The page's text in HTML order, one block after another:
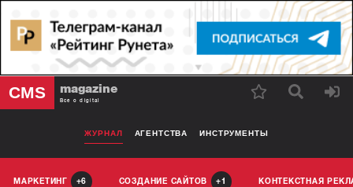
CMS magazine
Все о digital
ЖУРНАЛ АГЕНТСТВА ИНСТРУМЕНТЫ
МАРКЕТИНГ 6 СОЗДАНИЕ САЙТОВ 1 КОНТЕКСТНАЯ